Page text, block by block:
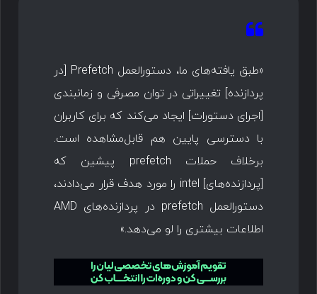
«طبق یافته‌های ما، دستورالعمل Prefetch [در
پردازنده] تغییراتی در توان مصرفی و زمانبندی
[اجرای دستورات] ایجاد می‌کند که برای کاربران
با دسترسی پایین هم قابل‌مشاهده است.
برخلاف حملات prefetch پیشین که
[پردازنده‌های] intel را مورد هدف قرار می‌دادند،
دستورالعمل prefetch در پردازنده‌های AMD
اطلاعات بیشتری را لو می‌دهد.»